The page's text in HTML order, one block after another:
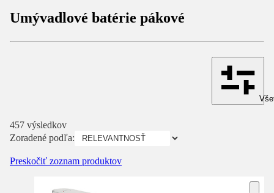
Umývadlové batérie pákové
457 výsledkov
Zoradené podľa:
Preskočiť zoznam produktov